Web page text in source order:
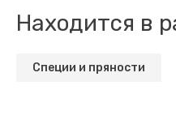
Находится в
Специи и пряности